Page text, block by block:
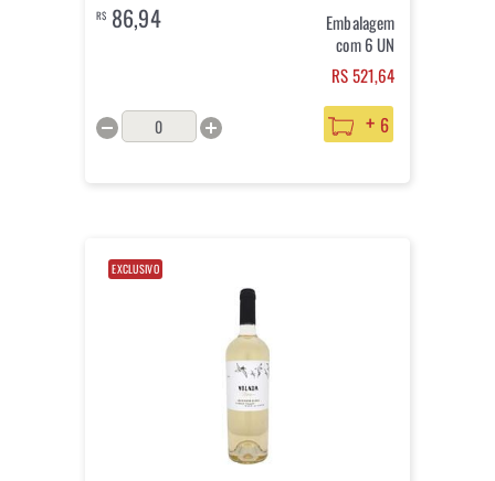
R$86,94
Embalagem
com 6 UN
RS 521,64
+ 6
EXCLUSIVO